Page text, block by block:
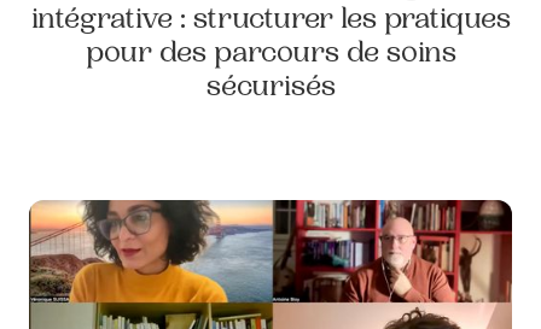
intégrative : structurer les pratiques
pour des parcours de soins
sécurisés